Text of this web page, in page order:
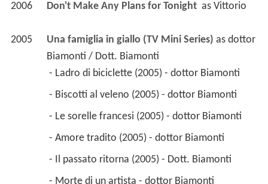
2006 Don't Make Any Plans for Tonight as Vittorio
2005 Una famiglia in giallo (TV Mini Series) as dottor
Biamonti / Dott. Biamonti
- Ladro di biciclette (2005) - dottor Biamonti
- Biscotti al veleno (2005) - dottor Biamonti
- Le sorelle francesi (2005) - dottor Biamonti
- Amore tradito (2005) - dottor Biamonti
- Il passato ritorna (2005) - Dott. Biamonti
- Morte di un artista - dottor Biamonti